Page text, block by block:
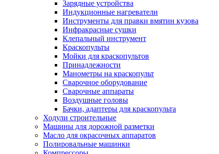
Зарядные устройства
Индукционные нагреватели
Инструменты для правки вмятин кузова
Инфракрасные сушки
Клепальный инструмент
Краскопульты
Мойки для краскопультов
Принадлежности
Манометры на краскопульт
Сварочное оборудование
Сварочные аппараты
Воздушные головы
Бачки, адаптеры для краскопульта
Ходули строительные
Машины для дорожной разметки
Масло для окрасочных аппаратов
Полировальные машинки